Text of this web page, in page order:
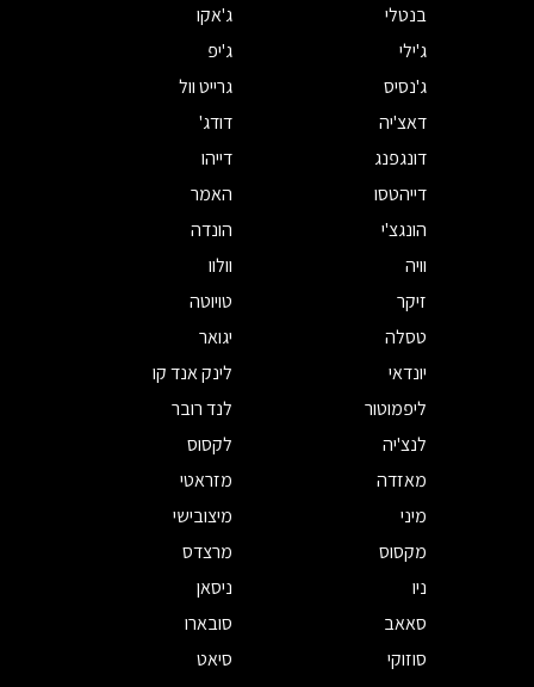
בנטלי
ג'אקו
ג'ילי
ג'יפ
ג'נסיס
גרייט וול
דאצ'יה
דודג'
דונגפנג
דייהו
דייהטסו
האמר
הונגצ'י
הונדה
וויה
וולוו
זיקר
טויוטה
טסלה
יגואר
יונדאי
לינק אנד קו
ליפמוטור
לנד רובר
לנצ'יה
לקסוס
מאזדה
מזראטי
מיני
מיצובישי
מקסוס
מרצדס
ניו
ניסאן
סאאב
סובארו
סוזוקי
סיאט